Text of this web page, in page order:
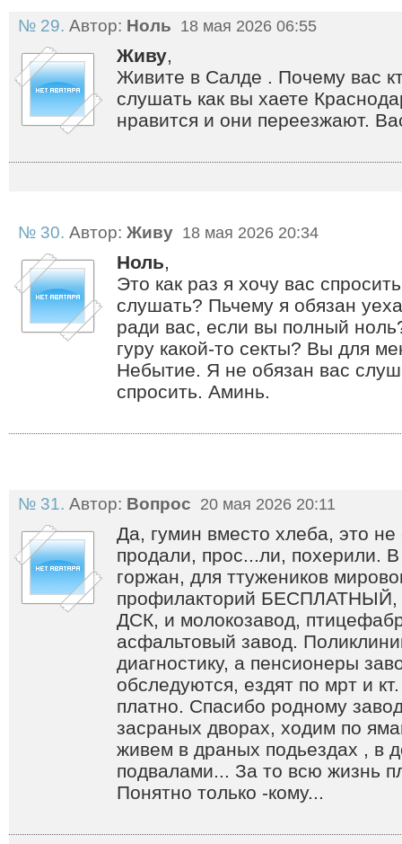
№ 29. Автор: Ноль 18 мая 2026 06:55
Живу,
Живите в Салде . Почему вас
слушать как вы хаете
нравится и они переезжают.
№ 30. Автор: Живу 18 мая 2026 20:34
Ноль,
Это как раз я хочу вас
слушать? Пьчему я обязан
ради вас, если вы полный
гуру какой-то секты? Вы для
Небытие. Я не обязан вас
спросить. Аминь.
№ 31. Автор: Вопрос 20 мая 2026 20:11
Да, гумин вместо хлеба, это
продали, прос...ли, похерили.
горжан, для ттужеников
профилакторий БЕСПЛАТНЫЙ,
ДСК, и молокозавод,
асфальтовый завод.
диагностику, а пенсионеры
обследуются, ездят по мрт и
платно. Спасибо родному
засраных дворах, ходим по
живем в драных подьездах , в
подвалами... За то всю жизнь
Понятно только -кому...